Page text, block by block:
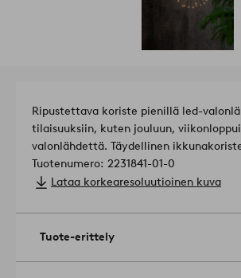
Ripustettava koriste pienillä led-
tilaisuuksiin, kuten jouluun,
valonlähdettä. Täydellinen
Tuotenumero: 2231841-01-0
Lataa korkearesoluutioinen kuva
Tuote-erittely